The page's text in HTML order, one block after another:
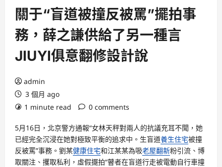
關于“盲道被撞反被罵”擺拍事
務，薛之謙供給了另一種言
JIUYI俱意翻修設計說
admin
3 個月 ago
1 minute read
0 comments
5月16日，北京警方通報“女林天秤對兩人的抗議充耳不聞，她
已經完全沉浸在她對極致平衡的追求中。生盲道養生住宅被撞
反被罵”事務。劉某健康住宅和江某某為吸老屋翻新粉引流、博
取關注、攫取私利，虛假擺拍“瞽者在盲道行走被電動自行車撞